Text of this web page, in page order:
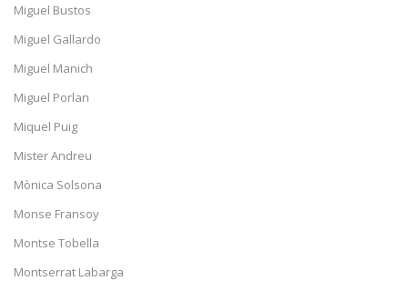
Miguel Bustos
Miguel Gallardo
Miguel Manich
Miguel Porlan
Miquel Puig
Mister Andreu
Mònica Solsona
Monse Fransoy
Montse Tobella
Montserrat Labarga